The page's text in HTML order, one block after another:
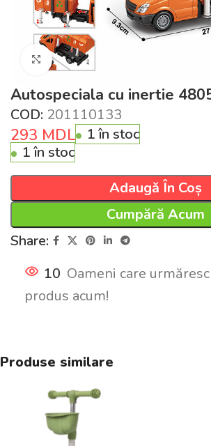
Click pentru a mări
Autospeciala cu inertie
COD: 201110133
293 MDL
1 în stoc
1 în stoc
Adaugă În Coș
Cumpără Acum
Share:
10 Oameni care
produs acum!
Produse similare